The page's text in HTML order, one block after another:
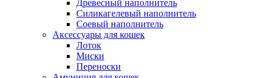
Древесный наполнитель
Силикагелевый наполнитель
Соевый наполнитель
Аксессуары для кошек
Лоток
Миски
Переноски